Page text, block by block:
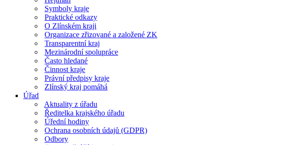
Symboly kraje
Praktické odkazy
O Zlínském kraji
Organizace zřizované a založené ZK
Transparentní kraj
Mezinárodní spolupráce
Často hledané
Činnost kraje
Právní předpisy kraje
Zlínský kraj pomáhá
Úřad
Aktuality z úřadu
Ředitelka krajského úřadu
Úřední hodiny
Ochrana osobních údajů (GDPR)
Odbory